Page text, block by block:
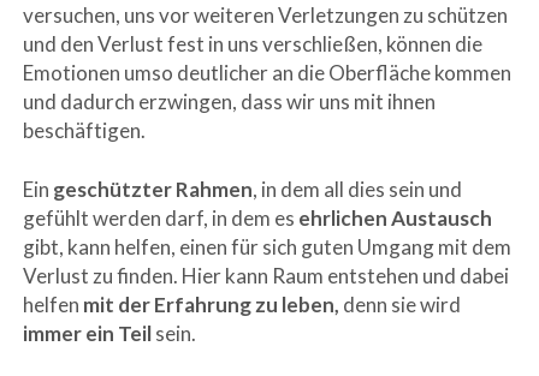
versuchen, uns vor weiteren Verletzungen zu schützen
und den Verlust fest in uns verschließen, können die
Emotionen umso deutlicher an die Oberfläche kommen
und dadurch erzwingen, dass wir uns mit ihnen
beschäftigen.
Ein geschützter Rahmen, in dem all dies sein und
gefühlt werden darf, in dem es ehrlichen Austausch
gibt, kann helfen, einen für sich guten Umgang mit dem
Verlust zu finden. Hier kann Raum entstehen und dabei
helfen mit der Erfahrung zu leben, denn sie wird
immer ein Teilsein.